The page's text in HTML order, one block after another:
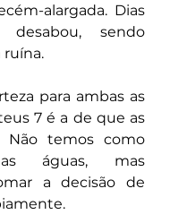
alargada. Dias
sendo
ruína.
para ambas as
7 é a de que as
Não temos como
águas, mas
a decisão de